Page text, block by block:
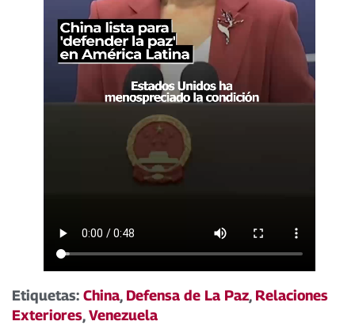
Etiquetas: China, Defensa de La Paz, Relaciones
Exteriores,Venezuela